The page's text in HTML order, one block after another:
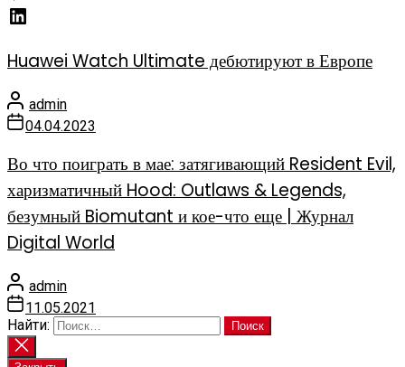
Huawei Watch Ultimate дебютируют в Европе
admin
04.04.2023
Во что поиграть в мае: затягивающий Resident Evil,
харизматичный Hood: Outlaws & Legends,
безумный Biomutant и кое-что еще | Журнал
Digital World
admin
11.05.2021
Найти: